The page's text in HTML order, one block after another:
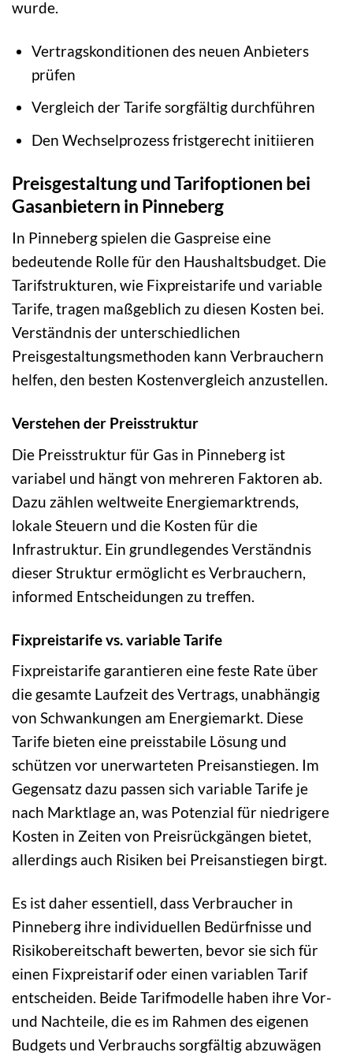
wurde.
Vertragskonditionen des neuen Anbieters
prüfen
Vergleich der Tarife sorgfältig durchführen
Den Wechselprozess fristgerecht initiieren
Preisgestaltung und Tarifoptionen bei
Gasanbietern in Pinneberg
In Pinneberg spielen die Gaspreise eine
bedeutende Rolle für den Haushaltsbudget. Die
Tarifstrukturen, wie Fixpreistarife und variable
Tarife, tragen maßgeblich zu diesen Kosten bei.
Verständnis der unterschiedlichen
Preisgestaltungsmethoden kann Verbrauchern
helfen, den besten Kostenvergleich anzustellen.
Verstehen der Preisstruktur
Die Preisstruktur für Gas in Pinneberg ist
variabel und hängt von mehreren Faktoren ab.
Dazu zählen weltweite Energiemarktrends,
lokale Steuern und die Kosten für die
Infrastruktur. Ein grundlegendes Verständnis
dieser Struktur ermöglicht es Verbrauchern,
informed Entscheidungen zu treffen.
Fixpreistarife vs. variable Tarife
Fixpreistarife garantieren eine feste Rate über
die gesamte Laufzeit des Vertrags, unabhängig
von Schwankungen am Energiemarkt. Diese
Tarife bieten eine preisstabile Lösung und
schützen vor unerwarteten Preisanstiegen. Im
Gegensatz dazu passen sich variable Tarife je
nach Marktlage an, was Potenzial für niedrigere
Kosten in Zeiten von Preisrückgängen bietet,
allerdings auch Risiken bei Preisanstiegen birgt.
Es ist daher essentiell, dass Verbraucher in
Pinneberg ihre individuellen Bedürfnisse und
Risikobereitschaft bewerten, bevor sie sich für
einen Fixpreistarif oder einen variablen Tarif
entscheiden. Beide Tarifmodelle haben ihre Vor-
und Nachteile, die es im Rahmen des eigenen
Budgets und Verbrauchs sorgfältig abzuwägen